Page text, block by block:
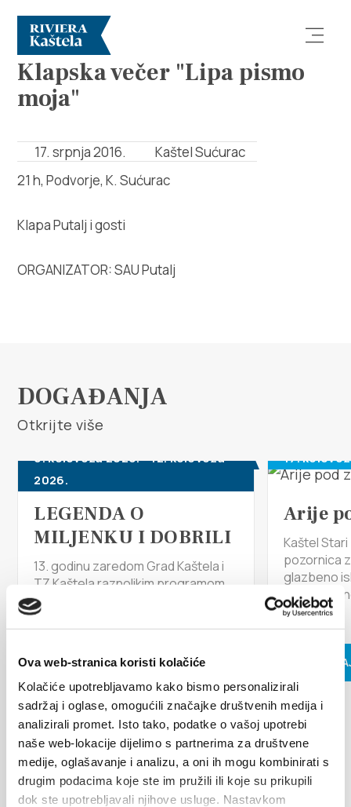
Ova web-stranica koristi kolačiće
Kolačiće upotrebljavamo kako bismo personalizirali
sadržaj i oglase, omogućili značajke društvenih medija i
analizirali promet. Isto tako, podatke o vašoj upotrebi
naše web-lokacije dijelimo s partnerima za društvene
medije, oglašavanje i analizu, a oni ih mogu kombinirati s
drugim podacima koje ste im pružili ili koje su prikupili
dok ste upotrebljavali njihove usluge. Nastavkom
Istraži
Destinacija
Što raditi
Turistički ured
hr
+385 21 227 933
Villa Nika, Kamberovo šetalište 30,
21216 Kaštel Stari, Hrvatska
Upute
DOGAĐANJA
Klapska večer "Lipa pismo
moja"
17. srpnja 2016.
Kaštel Sućurac
21 h, Podvorje, K. Sućurac
Klapa Putalj i gosti
ORGANIZATOR: SAU Putalj
DOGAĐANJA
Otkrijte više
6. kolovoza 2026. - 12. kolovoza
2026.
LEGENDA O
MILJENKU I DOBRILI
13. godinu zaredom Grad Kaštela i
TZ Kaštela raznolikim programom
žele brendirati Kaštela kao grad
ljubavi...
PROČITAJ VIŠE
17.
Arije
Kaštel
pozornica
glazbeno
pod...